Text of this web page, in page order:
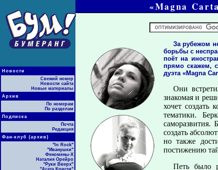
Новости
Свежий номер
Новости сайта
Новые материалы
Архив
По номерам
По разделам
Подписка
Почта
Редакция
Фан-клуб (архив)
"In Rock"
"Иванушки"
Феномены-Х
Наталия Орейро
"Руки Вверх"
"Агата Кристи"
«Magna
За рубежом
борьбы с
поёт на
прямо скажем,
дуэта «Magna
Они
знакомая и
хочет создать
тематики.
cаморазвития.
создать
но также
постижению
Петь было